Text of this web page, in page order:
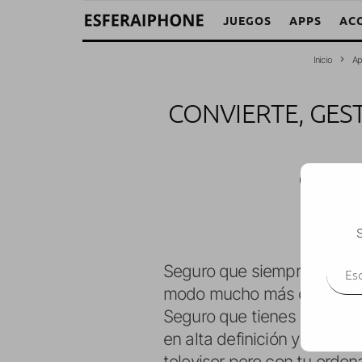
JUEGOS APPS
Inicio
CONVIERTE,
Seguro que siempre has
modo mucho más
Seguro que tienes un
en alta definición y no